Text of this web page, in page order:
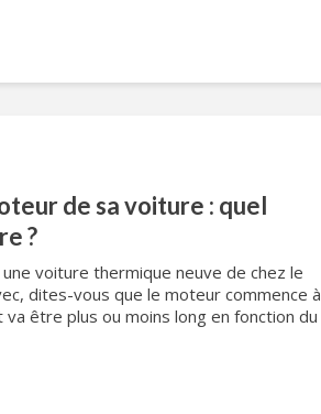
de sa voiture : quel
?
voiture thermique neuve de chez le
dites-vous que le moteur commence à
va être plus ou moins long en fonction du